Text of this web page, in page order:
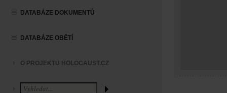
DATABÁZE DOKUMENTŮ
DATABÁZE OBĚTÍ
O PROJEKTU HOLOCAUST.CZ